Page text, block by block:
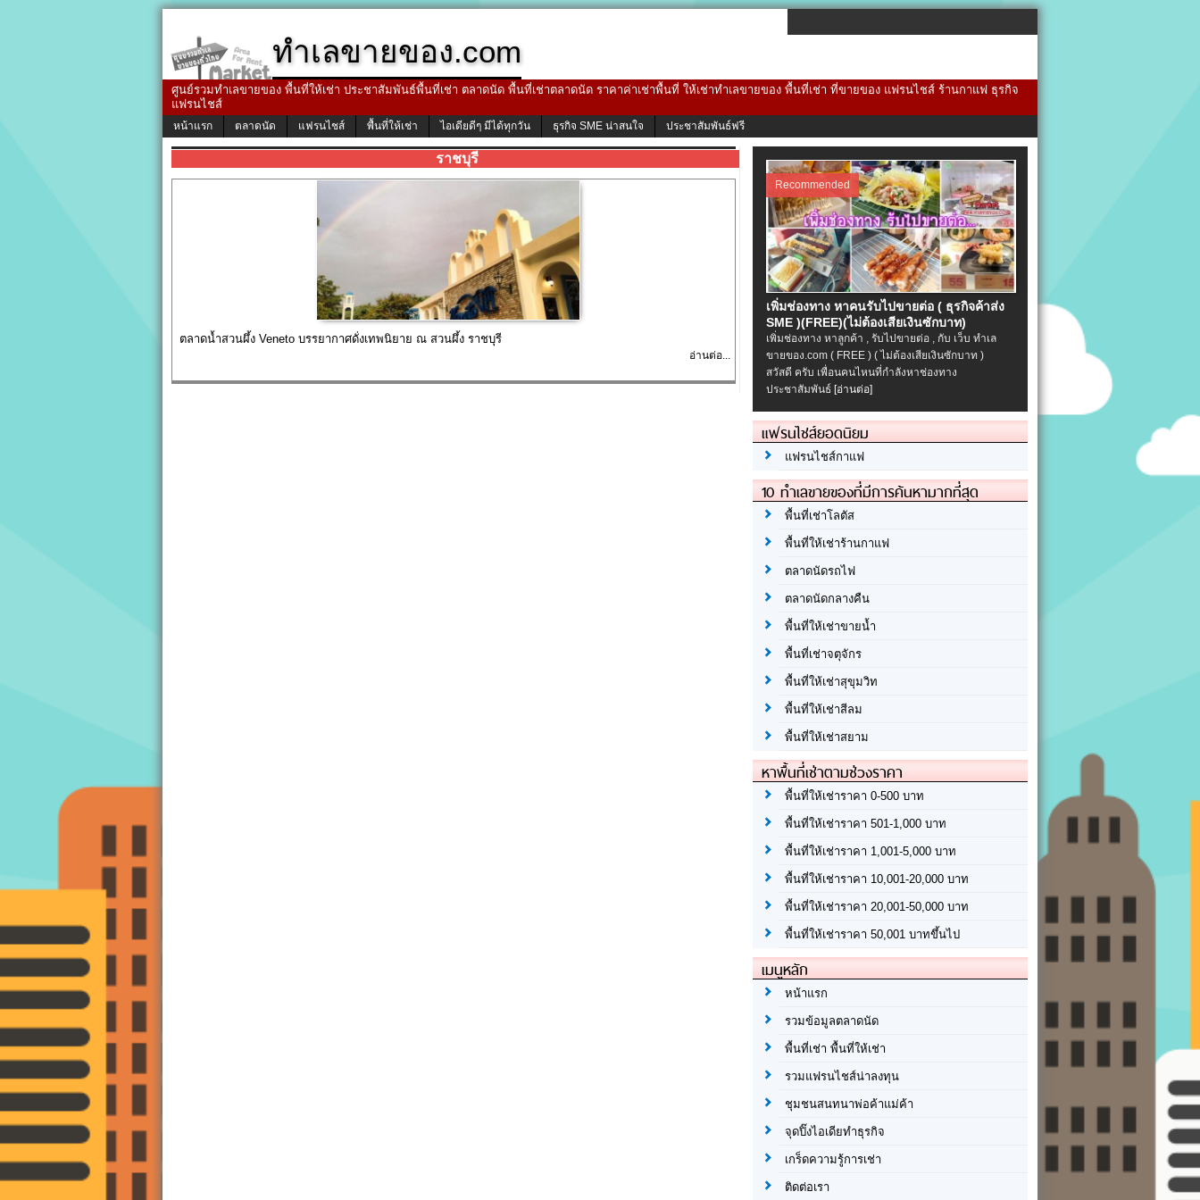
ทำเลขายของ.com
ศูนย์รวมทำเลขายของ พื้นที่ให้เช่า ประชาสัมพันธ์พื้นที่เช่า ตลาดนัด พื้นที่เช่าตลาดนัด ราคาค่าเช่าพื้นที่ ให้เช่าทำเลขายของ พื้นที่เช่า ที่ขายของ แฟรนไชส์ ร้านกาแฟ ธุรกิจ
แฟรนไชส์
หน้าแรก ตลาดนัด แฟรนไชส์ พื้นที่ให้เช่า ไอเดียดีๆ มีได้ทุกวัน ธุรกิจ SME น่าสนใจ ประชาสัมพันธ์ฟรี
ราชบุรี
ตลาดน้ำสวนผึ้ง Veneto บรรยากาศดั่งเทพนิยาย ณ สวนผึ้ง ราชบุรี
อ่านต่อ...
Recommended
เพิ่มช่องทาง หาคนรับไปขายต่อ ( ธุรกิจค้าส่ง
SME )(FREE)(ไม่ต้องเสียเงินซักบาท)
เพิ่มช่องทาง หาลูกค้า , รับไปขายต่อ , กับ เว็บ ทำเล
ขายของ.com ( FREE ) ( ไม่ต้องเสียเงินซักบาท )
สวัสดี ครับ เพื่อนคนไหนที่กำลังหาช่องทาง
ประชาสัมพันธ์ [อ่านต่อ]
แฟรนไชส์ยอดนิยม
แฟรนไชส์กาแฟ
10 ทำเลขายของที่มีการค้นหามากที่สุด
พื้นที่เช่าโลตัส
พื้นที่ให้เช่าร้านกาแฟ
ตลาดนัดรถไฟ
ตลาดนัดกลางคืน
พื้นที่ให้เช่าขายน้ำ
พื้นที่เช่าจตุจักร
พื้นที่ให้เช่าสุขุมวิท
พื้นที่ให้เช่าสีลม
พื้นที่ให้เช่าสยาม
หาพื้นที่เช่าตามช่วงราคา
พื้นที่ให้เช่าราคา 0-500 บาท
พื้นที่ให้เช่าราคา 501-1,000 บาท
พื้นที่ให้เช่าราคา 1,001-5,000 บาท
พื้นที่ให้เช่าราคา 10,001-20,000 บาท
พื้นที่ให้เช่าราคา 20,001-50,000 บาท
พื้นที่ให้เช่าราคา 50,001 บาทขึ้นไป
เมนูหลัก
หน้าแรก
รวมข้อมูลตลาดนัด
พื้นที่เช่า พื้นที่ให้เช่า
รวมแฟรนไชส์น่าลงทุน
ชุมชนสนทนาพ่อค้าแม่ค้า
จุดปิ๊งไอเดียทำธุรกิจ
เกร็ดความรู้การเช่า
ติดต่อเรา